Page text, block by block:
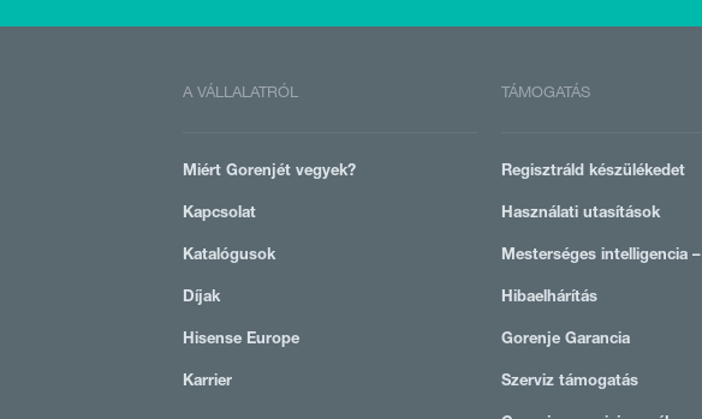
A VÁLLALATRÓL
Miért Gorenjét vegyek?
Kapcsolat
Katalógusok
Díjak
Hisense Europe
Karrier
TÁMOGATÁS
Regisztráld készülékedet
Használati utasítások
Mesterséges intelligencia –
Hibaelhárítás
Gorenje Garancia
Szerviz támogatás